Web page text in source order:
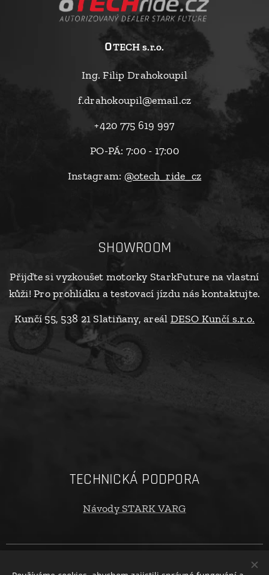
oTECH s.r.o.
Ing. Filip Drahokoupil
f.drahokoupil@email.cz
+420 775 619 997
PO-PÁ: 7:00 - 17:00
Instagram: @otech_ride_cz
SHOWROOM
Přijďte si vyzkoušet motorky StarkFuture na vlastní
kůži! Pro prohlídku a testovací jízdu nás kontaktujte.
Kunčí 55, 538 21 Slatiňany, areál DESO Kunčí s.r.o.
TECHNICKÁ PODPORA
Návody STARK VARG
Obchodní podmínky| Ochrana osobních údajů